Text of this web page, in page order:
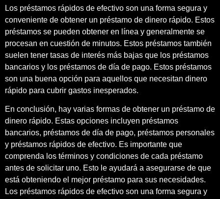
Los préstamos rápidos de efectivo son una forma segura y
conveniente de obtener un préstamo de dinero rápido. Estos
préstamos se pueden obtener en línea y generalmente se
procesan en cuestión de minutos. Estos préstamos también
suelen tener tasas de interés más bajas que los préstamos
bancarios y los préstamos de día de pago. Estos préstamos
son una buena opción para aquellos que necesitan dinero
rápido para cubrir gastos inesperados.
En conclusión, hay varias formas de obtener un préstamo de
dinero rápido. Estas opciones incluyen préstamos
bancarios, préstamos de día de pago, préstamos personales
y préstamos rápidos de efectivo. Es importante que
comprenda los términos y condiciones de cada préstamo
antes de solicitar uno. Esto le ayudará a asegurarse de que
está obteniendo el mejor préstamo para sus necesidades.
Los préstamos rápidos de efectivo son una forma segura y